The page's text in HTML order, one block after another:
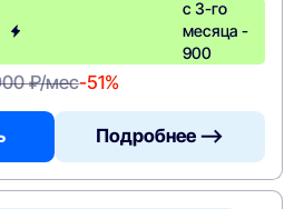
с 3-го
месяца -
900
₽/мес-51%
Подробнее —>